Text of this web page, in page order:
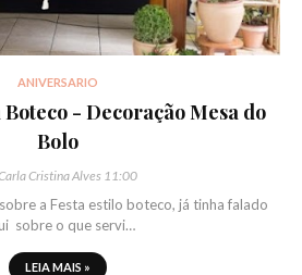
ANIVERSARIO
- Decoração Mesa do
Bolo
Cristina Alves 11:00
a Festa estilo boteco, já tinha falado
sobre o que servi…
LEIA MAIS »